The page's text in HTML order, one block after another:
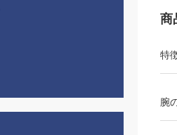
商
特
腕